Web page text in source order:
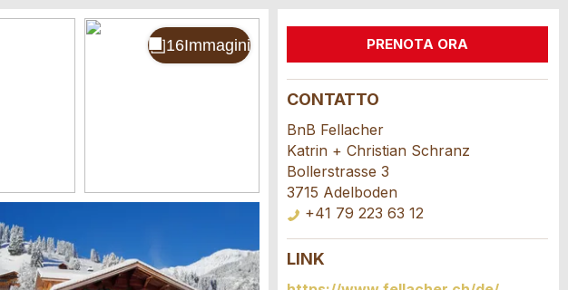
PRENOTA ORA
CONTATTO
BnB Fellacher
Katrin + Christian Schranz
Bollerstrasse 3
3715 Adelboden
+41 79 223 63 12
LINK